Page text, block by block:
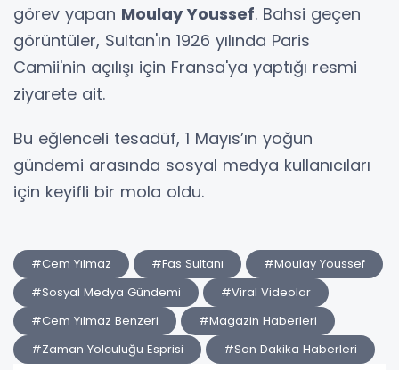
görev yapan Moulay Youssef. Bahsi geçen
görüntüler, Sultan'ın 1926 yılında Paris
Camii'nin açılışı için Fransa'ya yaptığı resmi
ziyarete ait.
Bu eğlenceli tesadüf, 1 Mayıs’ın yoğun
gündemi arasında sosyal medya kullanıcıları
için keyifli bir mola oldu.
#Cem Yılmaz #Fas Sultanı
#Moulay Youssef
#Sosyal Medya Gündemi
#Viral Videolar
#Cem Yılmaz Benzeri
#Magazin Haberleri
#Zaman Yolculuğu Esprisi
#Son Dakika Haberleri